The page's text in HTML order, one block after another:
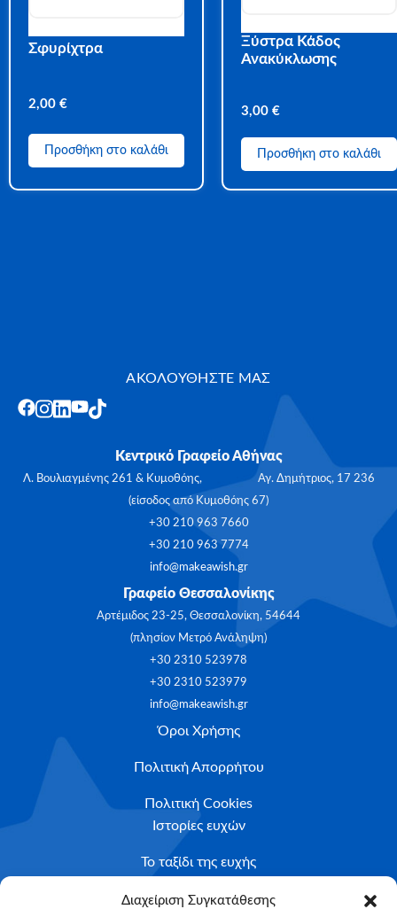
Διαχείριση Συγκατάθεσης
Σφυρίχτρα
2,00 €
Προσθήκη στο καλάθι
Ξύστρα Κάδος
Ανακύκλωσης
3,00 €
Προσθήκη στο καλάθι
ΑΚΟΛΟΥΘΗΣΤΕ ΜΑΣ
Κεντρικό Γραφείο Αθήνας
Λ. Βουλιαγμένης 261 & Κυμοθόης, Αγ. Δημήτριος, 17 236
(είσοδος από Κυμοθόης 67)
+30 210 963 7660
+30 210 963 7774
info@makeawish.gr
Γραφείο Θεσσαλονίκης
Αρτέμιδος 23-25, Θεσσαλονίκη, 54644
(πλησίον Μετρό Ανάληψη)
+30 2310 523978
+30 2310 523979
info@makeawish.gr
Όροι Χρήσης
Πολιτική Απορρήτου
Πολιτική Cookies
Ιστορίες ευχών
Το ταξίδι της ευχής
Κριτήρια Καταλληλότητας